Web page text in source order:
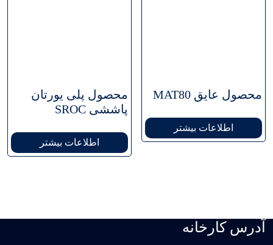
محصول عایق MAT80
اطلاعات بیشتر
محصول پلی یورتان
پاششی SROC
اطلاعات بیشتر
آدرس کارخانه